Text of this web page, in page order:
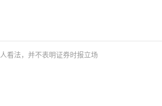
看法，并不表明证券时报立场